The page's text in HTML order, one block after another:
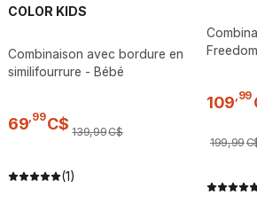
COLOR KIDS
Combinaison avec bordure en
similifourrure - Bébé
69 99C$ 139,99C$
(1)
109 99
199,99